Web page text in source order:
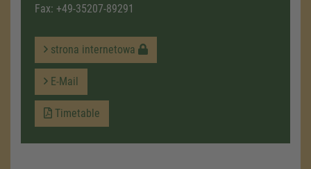
Fax: +49-35207-89291
strona internetowa
E-Mail
Timetable